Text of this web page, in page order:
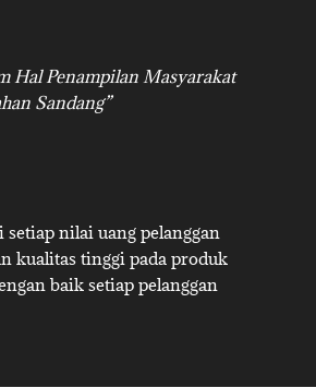
Hal Penampilan Masyarakat
Sandang”
setiap nilai uang pelanggan
kualitas tinggi pada produk
baik setiap pelanggan